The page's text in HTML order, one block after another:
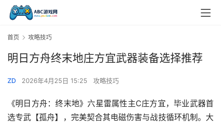
首页 攻略技巧
明日方舟终末地庄方宜武器装备选择推荐
ZD 2026年4月25日 15:25 攻略技巧
《明日方舟：终末地》六星雷属性主C庄方宜，毕业武器首
选专武【孤舟】，完美契合其电磁伤害与战技循环机制。大